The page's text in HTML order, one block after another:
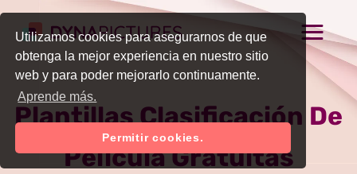
Utilizamos cookies para asegurarnos de que
obtenga la mejor experiencia en nuestro sitio
web y para poder mejorarlo continuamente.
Aprende más.
Permitir cookies.
Plantillas Clasificación De
Película Gratuitas